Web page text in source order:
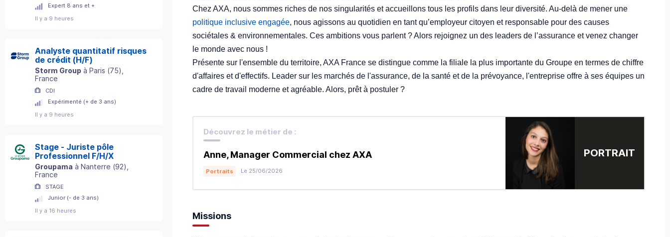
Expert 8 ans et +
Il y a 9 heures
Analyste quantitatif risques
de crédit (H/F)
Storm Group à Paris (75)
France
CDI
Expérimenté (+ de 3 ans)
Il y a 9 heures
Stage - Juriste pôle
Professionnel F/H/X
Groupama à Nanterre (92)
France
STAGE
Junior (- de 3 ans)
Il y a 16 heures
Chez AXA, nous sommes riches de nos singularités et accueillons tous les profils dans leur diversité. Au-delà de mener une
politique inclusive engagée, nous agissons au quotidien en tant qu’employeur citoyen et responsable pour des causes
sociétales & environnementales. Ces ambitions vous parlent ? Alors rejoignez un des leaders de l’assurance et venez changer
le monde avec nous !
Présente sur l'ensemble du territoire, AXA France se distingue comme la filiale la plus importante du Groupe en termes de chiffre
d'affaires et d'effectifs. Leader sur les marchés de l'assurance, de la santé et de la prévoyance, l'entreprise offre à ses équipes un
cadre de travail moderne et agréable. Alors, prêt à postuler ?
Découvrez le métier de :
Anne, Manager Commercial chez AXA
Portraits Le 25/06/2026
PORTRAIT
Missions